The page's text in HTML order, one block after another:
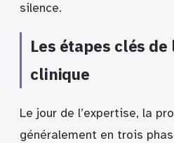
silence.
Les étapes clés de
clinique
Le jour de l’expertise, la
généralement en trois